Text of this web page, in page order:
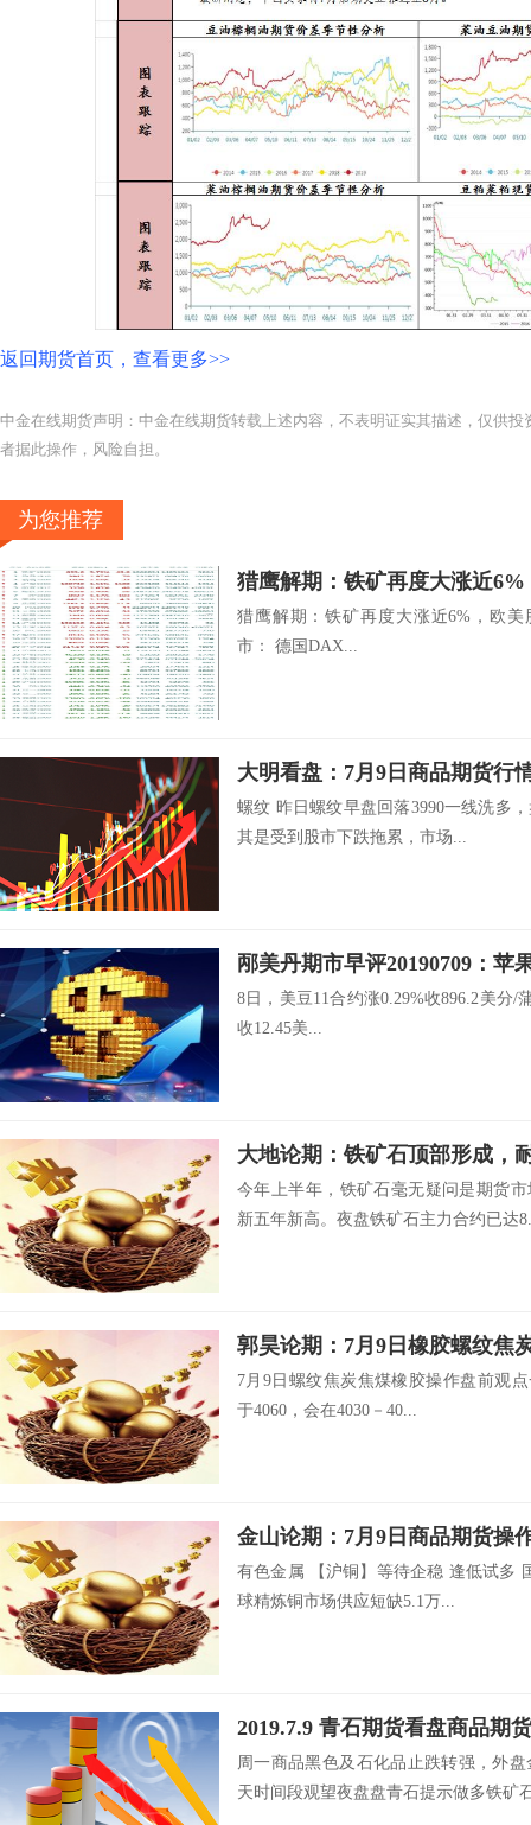
返回期货首页，查看更多>>
中金在线期货声明：中金在线期货转载上述内容，不表明证实其描述，仅供
者据此操作，风险自担。
为您推荐
猎鹰解期：铁矿再度大涨近
猎鹰解期：铁矿再度大涨近6%，欧
市： 德国DAX...
大明看盘：7月9日商品期货行
螺纹 昨日螺纹早盘回落3990一线洗多
其是受到股市下跌拖累，市场...
邴美丹期市早评20190709：苹
8日，美豆11合约涨0.29%收896.2美分/
收12.45美...
大地论期：铁矿石顶部形成，
今年上半年，铁矿石毫无疑问是期货
新五年新高。夜盘铁矿石主力合约已达
郭昊论期：7月9日橡胶螺纹焦
7月9日螺纹焦炭焦煤橡胶操作盘前观
于4060，会在4030－40...
金山论期：7月9日商品期货操
有色金属 【沪铜】等待企稳 逢低试多
球精炼铜市场供应短缺5.1万...
2019.7.9 青石期货看盘商品期
周一商品黑色及石化品止跌转强，外
天时间段观望夜盘盘青石提示做多铁矿